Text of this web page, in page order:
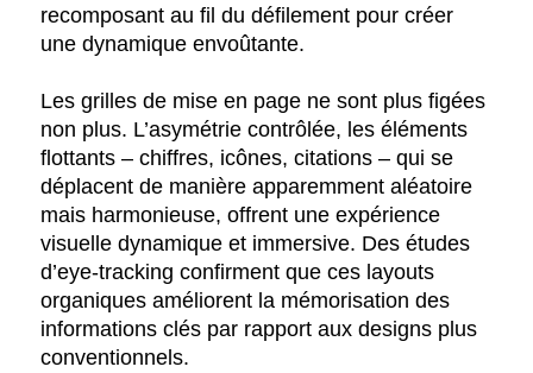
recomposant au fil du défilement pour créer
une dynamique envoûtante.
Les grilles de mise en page ne sont plus figées
non plus. L’asymétrie contrôlée, les éléments
flottants – chiffres, icônes, citations – qui se
déplacent de manière apparemment aléatoire
mais harmonieuse, offrent une expérience
visuelle dynamique et immersive. Des études
d’eye-tracking confirment que ces layouts
organiques améliorent la mémorisation des
informations clés par rapport aux designs plus
conventionnels.